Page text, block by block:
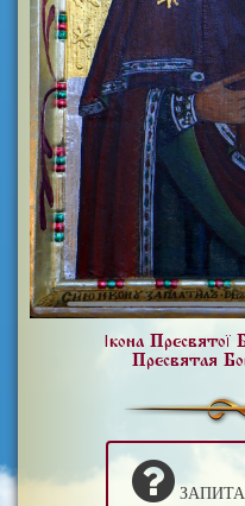
Ікона Пресвятої
Пресвятая